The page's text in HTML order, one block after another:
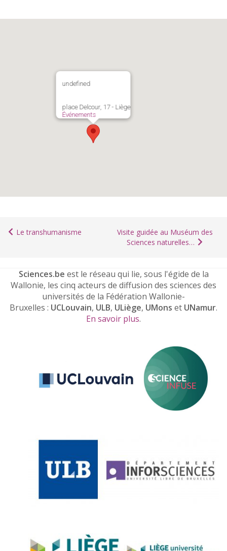
undefined
place Delcour, 17 - Liège
Événements
Le transhumanisme
Visite guidée au Muséum des
Sciences naturelles…
Sciences.be est le réseau qui lie, sous l'égide de la
Wallonie, les cinq acteurs de diffusion des sciences des
universités de la Fédération Wallonie-
Bruxelles : UCLouvain, ULB, ULiège, UMons et UNamur.
En savoir plus.